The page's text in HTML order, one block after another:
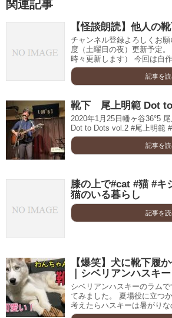
関連記事
【怪談朗読】他人の
チャンネル登録よろしくお
度（土曜日の夜）更新予定
時々更新します） 今回は自
記事を
靴下 尾上明範 Dot
2020年1月25日幡ヶ谷36°5
Dot to Dots vol.2 #尾上明範
記事を
膝の上で#cat #猫 #キ
猫のいる暮らし
記事を
【爆笑】犬に靴下履
｜シベリアンハスキ
シベリアンハスキーのラム
てみました。 夏場役に立つ
考えたらハスキーは暑がりな